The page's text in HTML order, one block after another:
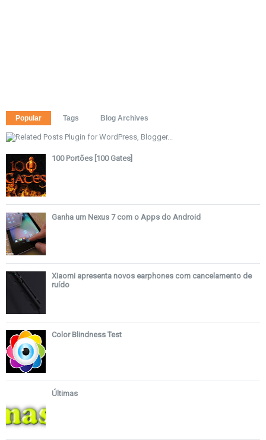
Popular Tags Blog Archives
100 Portões [100 Gates]
Ganha um Nexus 7 com o Apps do Android
Xiaomi apresenta novos earphones com cancelamento de
ruído
Color Blindness Test
Últimas